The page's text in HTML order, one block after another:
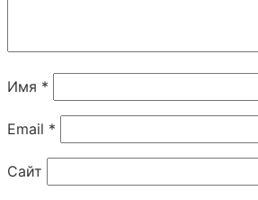
Имя *
Email *
Сайт